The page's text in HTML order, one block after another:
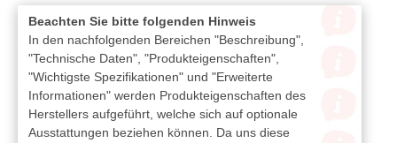
Beachten Sie bitte folgenden Hinweis
In den nachfolgenden Bereichen "Beschreibung",
"Technische Daten", "Produkteigenschaften",
"Wichtigste Spezifikationen" und "Erweiterte
Informationen" werden Produkteigenschaften des
Herstellers aufgeführt, welche sich auf optionale
Ausstattungen beziehen können. Da uns diese